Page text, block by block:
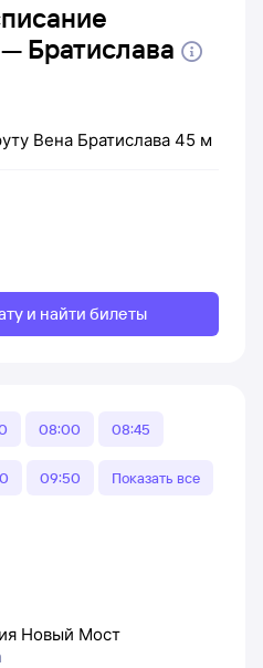
Братислава
Вена Братислава 45 м
и найти билеты
08:00 08:45
09:50 Показать все
Новый Мост